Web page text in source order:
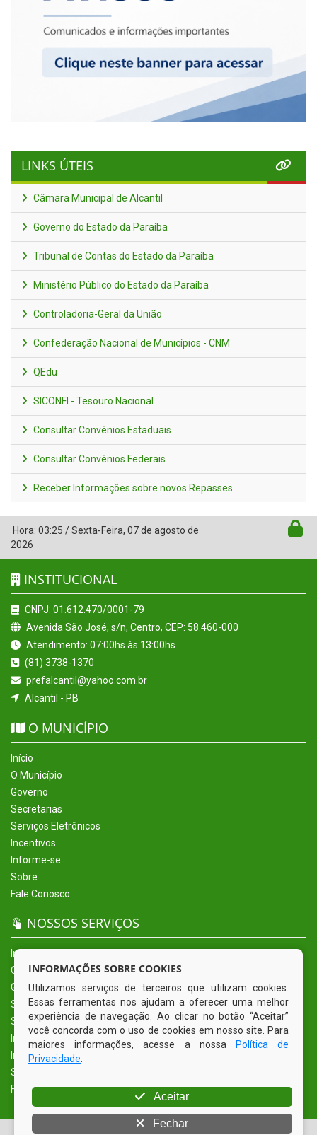
LINKS ÚTEIS
Câmara Municipal de Alcantil
Governo do Estado da Paraíba
Tribunal de Contas do Estado da Paraíba
Ministério Público do Estado da Paraíba
Controladoria-Geral da União
Confederação Nacional de Municípios - CNM
QEdu
SICONFI - Tesouro Nacional
Consultar Convênios Estaduais
Consultar Convênios Federais
Receber Informações sobre novos Repasses
Hora: 03:25 /Sexta-Feira, 07 de agosto de
2026
INSTITUCIONAL
CNPJ: 01.612.470/0001-79
Avenida São José, s/n, Centro, CEP: 58.460-000
Atendimento: 07:00hs às 13:00hs
(81) 3738-1370
prefalcantil@yahoo.com.br
Alcantil - PB
O MUNICÍPIO
Início
O Município
Governo
Secretarias
Serviços Eletrônicos
Incentivos
Informe-se
Sobre
Fale Conosco
NOSSOS SERVIÇOS
Início
O Município
Governo
Secretarias
Serviços Eletrônicos
Incentivos
Informe-se
Sobre
Fale Conosco
INFORMAÇÕES SOBRE COOKIES
Utilizamos serviços de terceiros que utilizam cookies.
Essas ferramentas nos ajudam a oferecer uma melhor
experiência de navegação. Ao clicar no botão “Aceitar”
você concorda com o uso de cookies em nosso site. Para
maiores informações, acesse a nossa
Política de
Privacidade
Aceitar
Fechar